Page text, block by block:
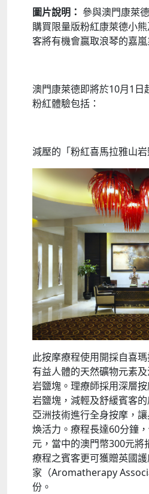
圖片說明： 參與澳門康萊
購買限量版粉紅康萊德小
客將有機會贏取浪琴的嘉
澳門康萊德即將於10月1日
粉紅體驗包括：
減壓的「粉紅喜馬拉雅山岩
此按摩療程使用開採自喜
有益人體的天然礦物元素
岩鹽塊。理療師採用深層
岩鹽塊，減輕及舒緩賓客
亞洲技術進行全身按摩，
煥活力。療程長達60分鐘
元，當中的澳門幣300元將
療程之賓客更可獲贈英國
家（Aromatherapy
份。